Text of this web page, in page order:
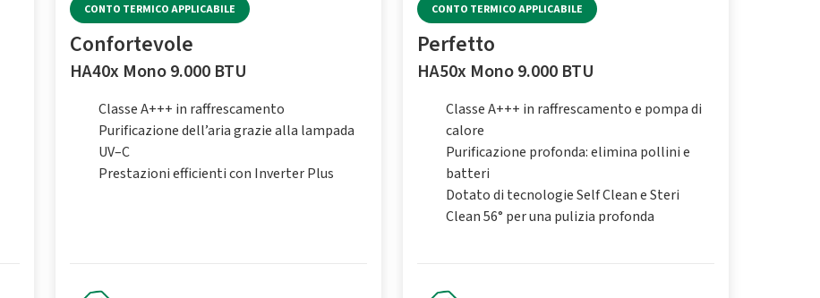
CONTO TERMICO APPLICABILE
Confortevole
HA40x Mono 9.000 BTU
Classe A+++ in raffrescamento
Purificazione dell’aria grazie alla lampada
UV–C
Prestazioni efficienti con Inverter Plus
CONTO TERMICO APPLICABILE
Perfetto
HA50x Mono 9.000 BTU
Classe A+++ in raffrescamento e pompa di
calore
Purificazione profonda: elimina pollini e
batteri
Dotato di tecnologie Self Clean e Steri
Clean 56° per una pulizia profonda